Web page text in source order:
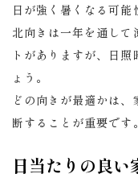
日が強く暑くなる可能
北向きは一年を通して
トがありますが、日
ょう。
どの向きが最適かは
断することが重要です。
日当たりの良い